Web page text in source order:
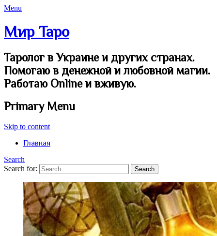
Menu
Мир Таро
Таролог в Украине и других странах.
Помогаю в денежной и любовной магии.
Работаю Online и вживую.
Primary Menu
Skip to content
Главная
Search
Search for: